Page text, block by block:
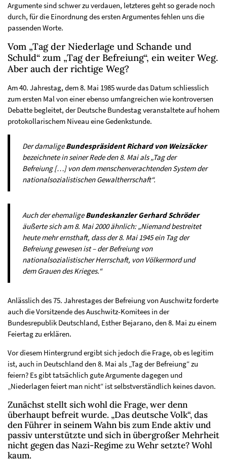
Argumente sind schwer zu verdauen, letzteres geht so gerade noch
durch, für die Einordnung des ersten Argumentes fehlen uns die
passenden Worte.
Vom „Tag der Niederlage und Schande und
Schuld“ zum „Tag der Befreiung“, ein weiter Weg.
Aber auch der richtige Weg?
Am 40. Jahrestag, dem 8. Mai 1985 wurde das Datum schliesslich
zum ersten Mal von einer ebenso umfangreichen wie kontroversen
Debatte begleitet, der Deutsche Bundestag veranstaltete auf hohem
protokollarischem Niveau eine Gedenkstunde.
Der damaligeBundespräsident Richard von Weizsäcker
bezeichnete in seiner Rede den 8. Mai als „Tag der
Befreiung […] von dem menschenverachtenden System der
nationalsozialistischen Gewaltherrschaft“.
Auch der ehemaligeBundeskanzler Gerhard Schröder
äußerte sich am 8. Mai 2000 ähnlich: „Niemand bestreitet
heute mehr ernsthaft, dass der 8. Mai 1945 ein Tag der
Befreiung gewesen ist – der Befreiung von
nationalsozialistischer Herrschaft, von Völkermord und
dem Grauen des Krieges.“
Anlässlich des 75. Jahrestages der Befreiung von Auschwitz forderte
auch die Vorsitzende des Auschwitz-Komitees in der
Bundesrepublik Deutschland, Esther Bejarano, den 8. Mai zu einem
Feiertag zu erklären.
Vor diesem Hintergrund ergibt sich jedoch die Frage, ob es legitim
ist, auch in Deutschland den 8. Mai als „Tag der Befreiung“ zu
feiern? Es gibt tatsächlich gute Argumente dagegen und
„Niederlagen feiert man nicht“ ist selbstverständlich keines davon.
Zunächst stellt sich wohl die Frage, wer denn
überhaupt befreit wurde. „Das deutsche Volk“, das
den Führer in seinem Wahn bis zum Ende aktiv und
passiv unterstützte und sich in übergroßer Mehrheit
nicht gegen das Nazi-Regime zu Wehr setzte? Wohl
kaum.